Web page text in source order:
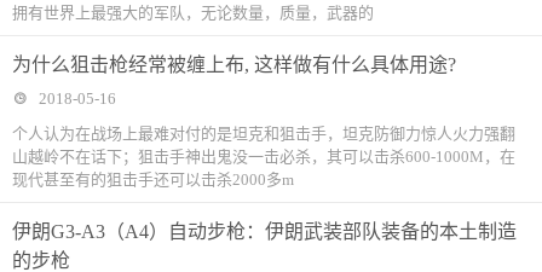
拥有世界上最强大的军队，无论数量，质量，武器的
为什么狙击枪经常被缠上布, 这样做有什么具体用途?
2018-05-16
个人认为在战场上最难对付的是坦克和狙击手，坦克防御力惊人火力强翻
山越岭不在话下；狙击手神出鬼没一击必杀，其可以击杀600-1000M，在
现代甚至有的狙击手还可以击杀2000多m
伊朗G3-A3（A4）自动步枪：伊朗武装部队装备的本土制造
的步枪